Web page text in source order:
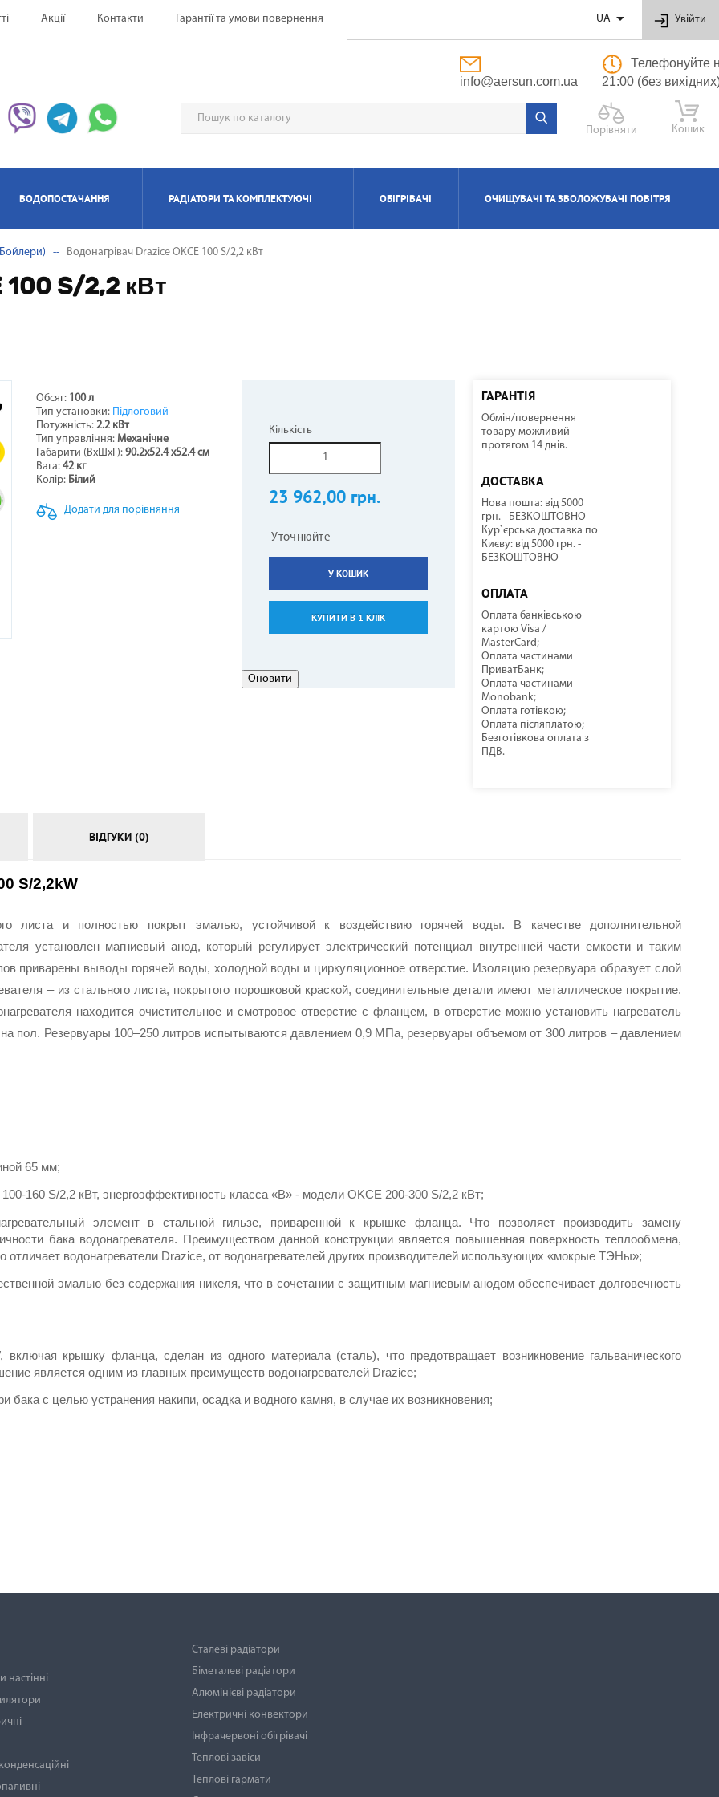
Акції Контакти Гарантії та умови повернення UA  Увійти
info@aersun.com.ua
Телефонуйте
21:00 (без
Порівняти Кошик
СПЛІТ-СИСТЕМА
НАПОЛЬНО-СТЕЛЬОВІ КОМПРЕСОРНО-КОНДЕНСАТОРНІ БЛОКИ
НАПОЛЬНІ
ЕЛЕКТРИЧНІ
ЖАРОТРУБНІ СОНЯЧНІ КОЛЕКТОРИ
ВОДОПОСТАЧАННЯ
ПРОТОЧНІ
ДО БОЙЛЕРІВ -
ВОДОНАГРІВАЧІВ
КУЛЕРИ ДЛЯ ВОДИ
РАДІАТОРИ ТА КОМПЛЕКТУЮЧІ
БІМЕТАЛЕВІ
ОБІГРІВАЧІ
ОБІГРІВАЧІ UFO
ЗАВІСИ ТЕПЛОВІ ГАРМАТИ
ОЧИЩУВАЧІ ТА ЗВОЛОЖУВАЧІ ПОВІТРЯ
ПОВІТРЯ
Водонагрівач Drazice OKCE 100 S/2,2 кВт
100 S/2,2 кВт
Обсяг: 100 л
Тип установки: Підлоговий
Потужність: 2.2 кВт
Тип управління: Механічне
Габарити (ВхШхГ): 90.2х52.4х52.4см
Вага: 42 кг
Колір: Білий
Додати для порівняння
Кількість
23 962,00 грн.
Уточнюйте
У КОШИК
КУПИТИ В 1 КЛІК
ГАРАНТІЯ
Обмін/повернення
товару можливий
протягом 14 днів.
ДОСТАВКА
Нова пошта: від 5000
грн. - БЕЗКОШТОВНО
Кур`єрська доставка по
Києву: від 5000 грн. -
БЕЗКОШТОВНО
ОПЛАТА
Оплата банківською
картою Visa /
MasterCard;
Оплата частинами
ПриватБанк;
Оплата частинами
Monobank;
Оплата готівкою;
Оплата післяплатою;
Безготівкова оплата з
ПДВ.
ВІДГУКИ (0)
S/2,2kW
листа и полностью покрыт эмалью, устойчивой к воздействию горячей воды. В качестве дополнительной
установлен магниевый анод, который регулирует электрический потенциал внутренней части емкости и таким
приварены выводы горячей воды, холодной воды и циркуляционное отверстие. Изоляцию резервуара образует слой
– из стального листа, покрытого порошковой краской, соединительные детали имеют металлическое покрытие.
находится очистительное и смотровое отверстие с фланцем, в отверстие можно установить нагреватель
пол. Резервуары 100–250 литров испытываются давлением 0,9 МПа, резервуары объемом от 300 литров – давлением
65 мм;
160 S/2,2 кВт, энергоэффективность класса «B» - модели OKCE 200-300 S/2,2 кВт;
элемент в стальной гильзе, приваренной к крышке фланца. Что позволяет производить замену
бака водонагревателя. Преимуществом данной конструкции является повышенная поверхность теплообмена,
отличает водонагреватели Drazice, от водонагревателей других производителей использующих «мокрые ТЭНы»;
эмалью без содержания никеля, что в сочетании с защитным магниевым анодом обеспечивает долговечность
крышку фланца, сделан из одного материала (сталь), что предотвращает возникновение гальванического
является одним из главных преимуществ водонагревателей Drazice;
с целью устранения накипи, осадка и водного камня, в случае их возникновения;
настінні
Сталеві радіатори
Біметалеві радіатори
Алюмінієві радіатори
Електричні конвектори
Інфрачервоні обігрівачі
Теплові завіси
Теплові гармати